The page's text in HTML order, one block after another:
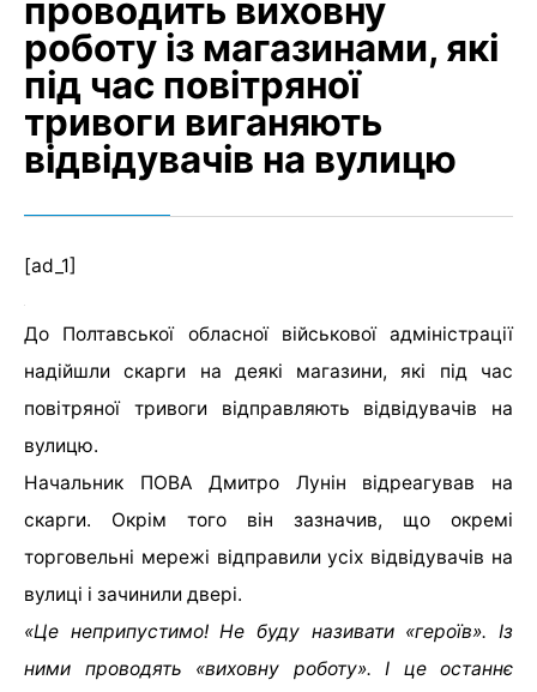
проводить виховну
роботу із магазинами, які
під час повітряної
тривоги виганяють
відвідувачів на вулицю
[ad_1]
До Полтавської обласної військової адміністрації
надійшли скарги на деякі магазини, які під час
повітряної тривоги відправляють відвідувачів на
вулицю.
Начальник ПОВА Дмитро Лунін відреагував на
скарги. Окрім того він зазначив, що окремі
торговельні мережі відправили усіх відвідувачів на
вулиці і зачинили двері.
«Це неприпустимо! Не буду називати «героїв». Із
ними проводять «виховну роботу». І це останнє